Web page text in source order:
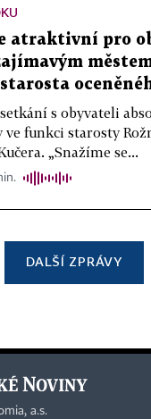
atraktivní pro
s obyvateli
funkci starosty
„Snažíme se...
DALŠÍ ZPRÁVY
a.s.